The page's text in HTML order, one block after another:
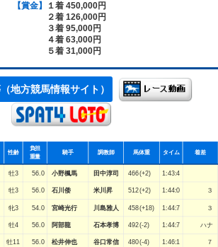
【賞金】
１着 450,000円
２着 126,000円
３着 95,000円
４着 63,000円
５着 31,000円
地方競馬情報サイト）
性齢
負担
重量
騎手 調教師 馬体重 タイム 着差
牡3 56.0 小野楓馬 田中淳司 466(+2) 1:43:4
牡3 56.0 石川倭 米川昇 512(+2) 1:44:0 ３
牝3 54.0 宮崎光行 川島雅人 458(+18) 1:44:7 ３
牡4 56.0 阿部龍 石本孝博 492(-2) 1:44:7 ハナ
牡11 56.0 松井伸也 谷口常信 480(-4) 1:46:1 ７